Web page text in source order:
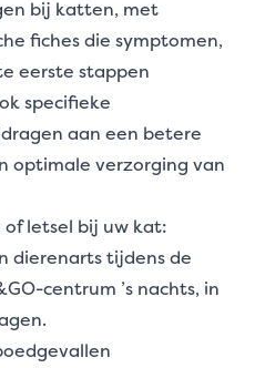
bij katten, met
fiches die symptomen,
eerste stappen
specifieke
aan een betere
optimale verzorging van
letsel bij uw kat:
dierenarts tijdens de
centrum ’s nachts, in